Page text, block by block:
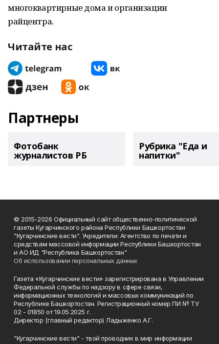
многоквартирные дома и организации
райцентра.
Читайте нас
Партнеры
Фотобанк
журналистов РБ
Рубрика "Еда и
напитки"
© 2015-2026 Официальный сайт общественно-политической
газеты Кугарчинского района Республики Башкортостан
"Кугарчинские вести". Учредители: Агентство по печати и
средствам массовой информации Республики Башкортостан
и АО ИД "Республика Башкортостан"
Об использовании персональных данных
Газета «Кугарчинские вести» зарегистрирована в Управлении
Федеральной службы по надзору в сфере связи,
информационных технологий и массовых коммуникаций по
Республике Башкортостан. Регистрационный номер ПИ № ТУ
02 - 01850 от 19.05.2025 г.
Директор (главный редактор) Ладыженко А.Г.
"Кугарчинские вести" - твой проводник в мир информации